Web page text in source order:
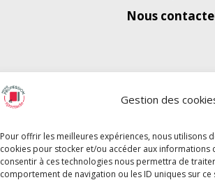
Gestion des
Pour offrir les meilleures expériences, nous utilisons
cookies pour stocker et/ou accéder aux informations
consentir à ces technologies nous permettra de
comportement de navigation ou les ID uniques sur
Nous